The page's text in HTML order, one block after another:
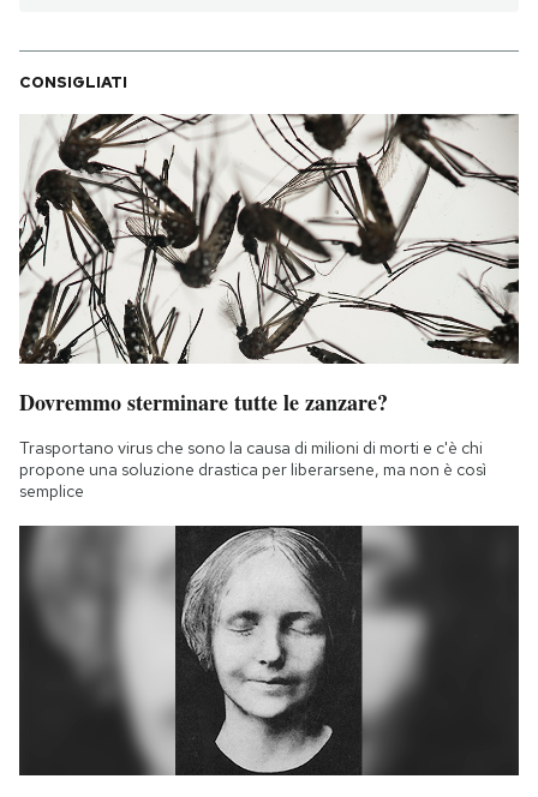
CONSIGLIATI
Dovremmo sterminare tutte le zanzare?
Trasportano virus che sono la causa di milioni di morti e c'è chi
propone una soluzione drastica per liberarsene, ma non è così
semplice